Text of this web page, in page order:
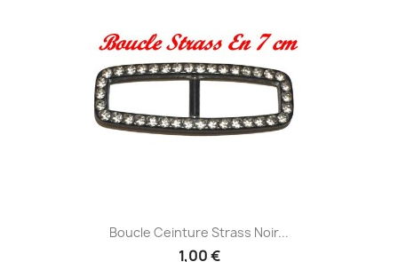
Boucle Ceinture Strass Noir...
1,00 €